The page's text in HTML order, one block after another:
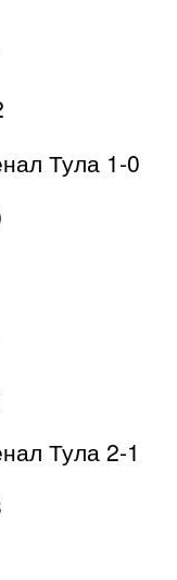
Тула 1-0
Тула 2-1